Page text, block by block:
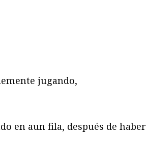
jugando,
en aun fila, después de haber